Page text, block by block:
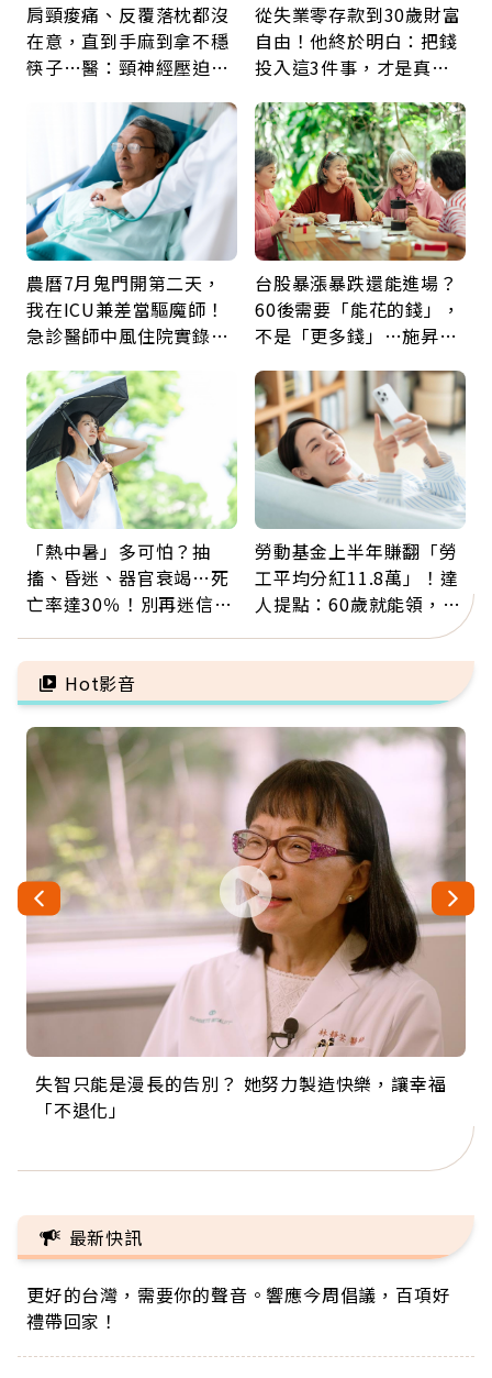
肩頸痠痛、反覆落枕都沒
在意，直到手麻到拿不穩
筷子…醫：頸神經壓迫上
從失業零存款到30歲財富
自由！他終於明白：把錢
投入這3件事，才是真正
農曆7月鬼門開第二天，
我在ICU兼差當驅魔師！
急診醫師中風住院實錄：
台股暴漲暴跌還能進場？
60後需要「能花的錢」，
不是「更多錢」…施昇
票
「熱中暑」多可怕？抽
搐、昏迷、器官衰竭…死
亡率達30％！別再迷信
5招才能真救命
勞動基金上半年賺翻「勞
工平均分紅11.8萬」！達
人提點：60歲就能領，重
新就業還有隱藏版退休金
Hot影音
失智只能是漫長的告別？ 她努力製造快樂，讓幸福
「不退化」
來自剛果的巧克力神父 為台灣奉獻36年 「台灣是我
的家，我連作夢都講台語！」
63歲卸矽谷副總、搬回台灣找快樂！「蛋黃哥小
丑」走進安養院，逗樂上萬爺奶：退休後才開始真
104歲打破金氏世界紀錄 成為全球最年長羽球選
手，分享長壽的秘密原來是「這個」
事業巔峰他選擇追夢…黑手阿伯拉小提琴還登上小
巨蛋！連CNN都大讚！
最新快訊
更好的台灣，需要你的聲音。響應今周倡議，百項好
禮帶回家！